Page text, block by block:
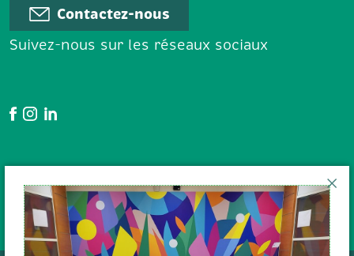
Contactez-nous
Suivez-nous sur les réseaux sociaux
Google Avis
En poursuivant votre navigation
sur le site, vous acceptez l'